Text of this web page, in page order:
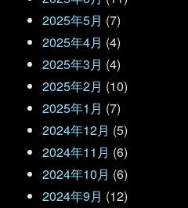
2025年5月 (7)
2025年4月 (4)
2025年3月 (4)
2025年2月 (10)
2025年1月 (7)
2024年12月 (5)
2024年11月 (6)
2024年10月 (6)
2024年9月 (12)